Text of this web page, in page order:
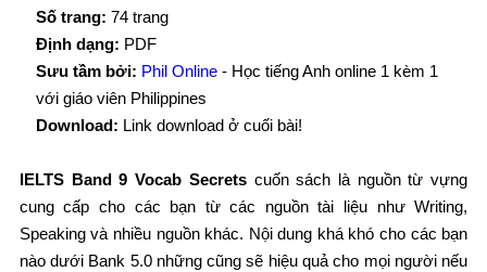
Số trang: 74 trang
Định dạng: PDF
Sưu tầm bởi: Phil Online - Học tiếng Anh online 1 kèm 1
với giáo viên Philippines
Download: Link download ở cuối bài!
IELTS Band 9 Vocab Secrets cuốn sách là nguồn từ vựng
cung cấp cho các bạn từ các nguồn tài liệu như Writing,
Speaking và nhiều nguồn khác. Nội dung khá khó cho các bạn
nào dưới Bank 5.0 những cũng sẽ hiệu quả cho mọi người nếu